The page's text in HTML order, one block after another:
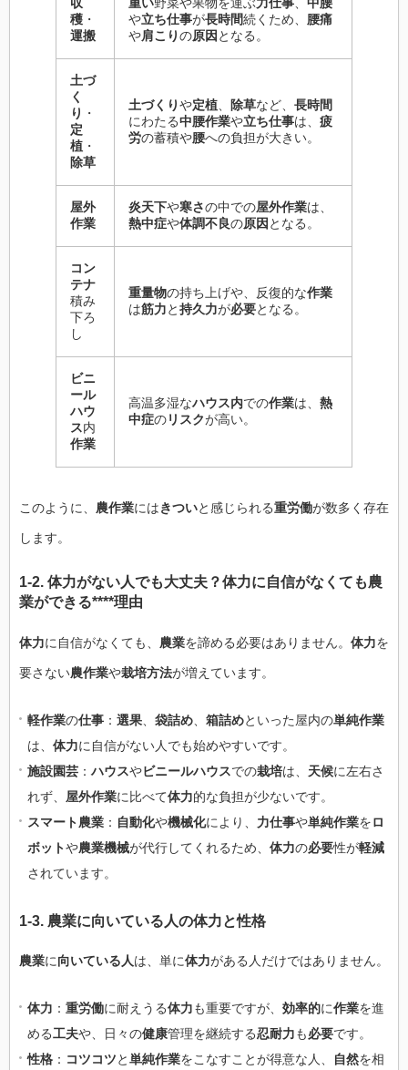
収
穫 ・
運搬
重い野菜や果物を運ぶ力仕事、 中腰
や立ち仕事が長時間続くため、 腰痛
や肩こりの原因 となる。
土づ
く
り ・
定
植 ・
除草
土づくりや定植、 除草など、 長時間
にわたる中腰作業や立ち仕事は、 疲
労の蓄積や腰への負担が大きい。
屋外
作業
炎天下や寒さの中での屋外作業は、
熱中症や体調不良の原因 となる。
コン
テナ
積み
下ろ
し
重量物の持ち上げや、反復的な作業
は筋力と持久力が必要となる。
ビニ
ール
ハウ
ス内
作業
高温多湿なハウス内での作業は、 熱
中症のリスクが高い。
このように、 農作業にはきついと感じられる重労働が数多く存在
します。
1-2. 体力がない人でも大丈夫？体力に自信がなくても農
業ができる****理由
体力に自信がなくても、 農業を諦める必要はありません。 体力を
要さない農作業や栽培方法が増えています。
軽作業の仕事 ： 選果 袋詰め 箱詰めといった屋内の単純作業
は、 体力に自信がない人でも始めやすいです。
施設園芸 ：ハウスやビニールハウスでの栽培は、 天候に左右さ
れず、 屋外作業に比べて体力的な負担が少ないです。
スマート農業 ： 自動化や機械化により、 力仕事や単純作業をロ
ボットや農業機械が代行してくれるため、 体力の必要性が軽減
されています。
1-3. 農業に向いている人の体力 と性格
農業に向いている人は、単に体力がある人だけではありません。
体力 ： 重労働に耐えうる体力も重要ですが、 効率的に作業を進
める工夫や、日々の健康管理を継続する忍耐力も必要です。
性格 ： コツコツと単純作業をこなすことが得意な人、 自然を相